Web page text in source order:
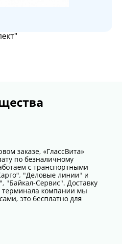
заказе, «ГлассВита»
по безналичному
с транспортными
"Деловые линии" и
"Байкал-Сервис". Доставку
терминала компании мы
это бесплатно для